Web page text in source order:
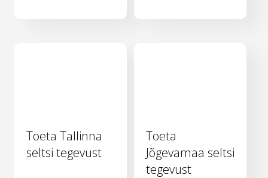
Toeta Tallinna
seltsi tegevust
Toeta
Jõgevamaa seltsi
tegevust